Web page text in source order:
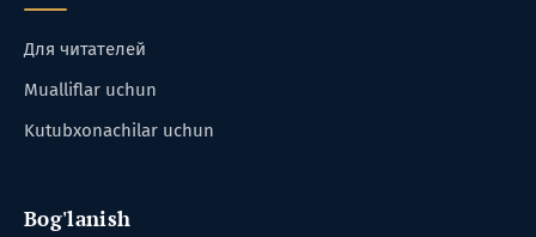
Для читателей
Mualliflar uchun
Kutubxonachilar uchun
Bog'lanish